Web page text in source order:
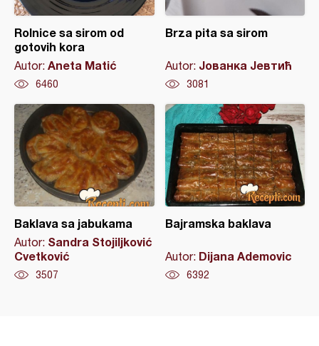
Rolnice sa sirom od
gotovih kora
Autor: Aneta Matić
6460
Brza pita sa sirom
Autor: Јованка Јевтић
3081
Baklava sa jabukama
Autor: Sandra Stojiljković
Cvetković
3507
Bajramska baklava
Autor: Dijana Ademovic
6392